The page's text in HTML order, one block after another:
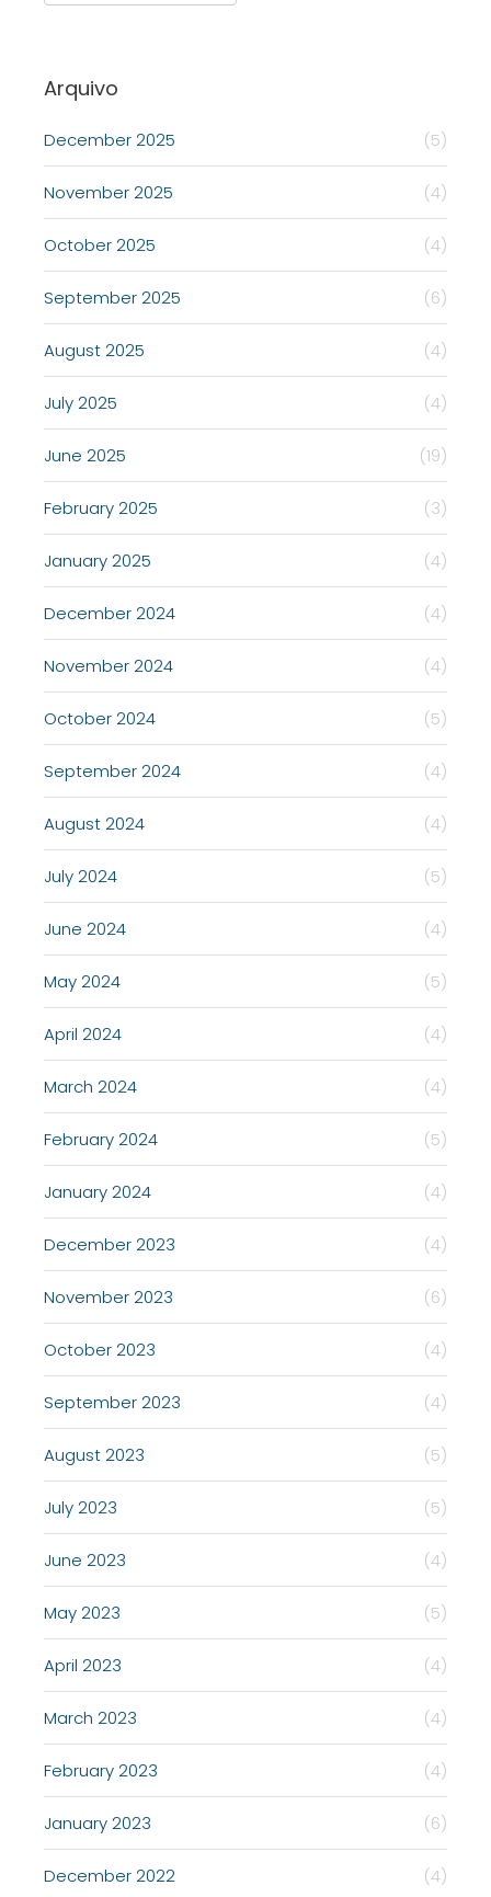
Arquivo
December 2025 (5)
November 2025 (4)
October 2025 (4)
September 2025 (6)
August 2025 (4)
July 2025 (4)
June 2025 (19)
February 2025 (3)
January 2025 (4)
December 2024 (4)
November 2024 (4)
October 2024 (5)
September 2024 (4)
August 2024 (4)
July 2024 (5)
June 2024 (4)
May 2024 (5)
April 2024 (4)
March 2024 (4)
February 2024 (5)
January 2024 (4)
December 2023 (4)
November 2023 (6)
October 2023 (4)
September 2023 (4)
August 2023 (5)
July 2023 (5)
June 2023 (4)
May 2023 (5)
April 2023 (4)
March 2023 (4)
February 2023 (4)
January 2023 (6)
December 2022 (4)